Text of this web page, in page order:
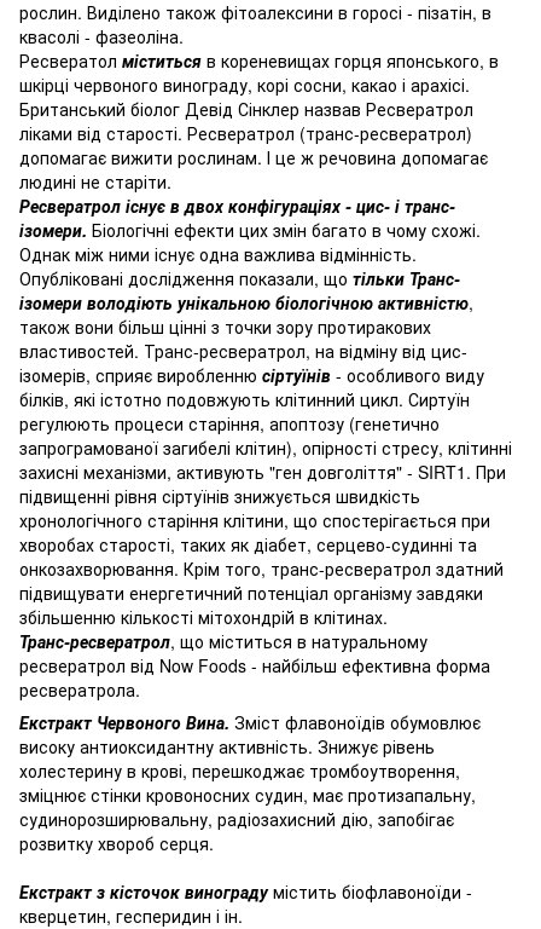
рослин. Виділено також фітоалексини в горосі - пізатін, в
квасолі - фазеоліна.
Ресвератол міститься в кореневищах горця японського, в
шкірці червоного винограду, корі сосни, какао і арахісі.
Британський біолог Девід Сінклер назвав Ресвератрол
ліками від старості. Ресвератрол (транс-ресвератрол)
допомагає вижити рослинам. І це ж речовина допомагає
людині не старіти.
Ресвератрол існує в двох конфігураціях - цис- і транс-
ізомери. Біологічні ефекти цих змін багато в чому схожі.
Однак між ними існує одна важлива відмінність.
Опубліковані дослідження показали, що тільки Транс-
ізомери володіють унікальною біологічною активністю,
також вони більш цінні з точки зору протиракових
властивостей. Транс-ресвератрол, на відміну від цис-
ізомерів, сприяє виробленню сіртуїнів - особливого виду
білків, які істотно подовжують клітинний цикл. Сиртуїн
регулюють процеси старіння, апоптозу (генетично
запрограмованої загибелі клітин), опірності стресу, клітинні
захисні механізми, активують "ген довголіття" - SIRT1. При
підвищенні рівня сіртуїнів знижується швидкість
хронологічного старіння клітини, що спостерігається при
хворобах старості, таких як діабет, серцево-судинні та
онкозахворювання. Крім того, транс-ресвератрол здатний
підвищувати енергетичний потенціал організму завдяки
збільшенню кількості мітохондрій в клітинах.
Транс-ресвератрол, що міститься в натуральному
ресвератрол від Now Foods - найбільш ефективна форма
ресвератрола.
Екстракт Червоного Вина. Зміст флавоноїдів обумовлює
високу антиоксидантну активність. Знижує рівень
холестерину в крові, перешкоджає тромбоутворення,
зміцнює стінки кровоносних судин, має протизапальну,
судинорозширювальну, радіозахисний дію, запобігає
розвитку хвороб серця.
Екстракт з кісточок виноградумістить біофлавоноїди -
кверцетин, гесперидин і ін.